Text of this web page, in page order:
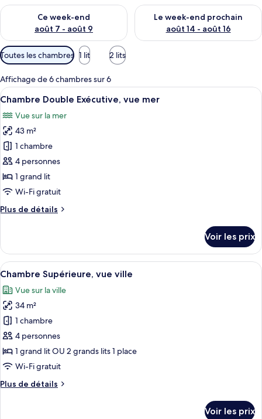
Ce week-end
août 7 - août 9
Vérifier la disponibilité pour ce week-end août 7 - août 9
Le week-end prochain
août 14 - août 16
Vérifier la disponibilité pour
Filtres
disponibles
pour
les
chambres
Toutes les chambres 1 lit 2 lits
Affichage de 6 chambres sur 6
Afficher
toutes
les
photos
pour
ce
type
de
chambre :
Chambre
vue
mer
Chambre Double Exécutive, vue
9
Chambre Double Exécutive, vue mer
Vue sur la mer
43 m²
1 chambre
4 personnes
1 grand lit
Wi-Fi gratuit
Plus de détails
Plus
le
type
de
Chambre
Double
Exécutive,
vue
mer
Voir les prix
Afficher
toutes
les
photos
pour
ce
type
de
chambre :
Chambre
Une chambre d’hôtel avec un lit, un
5
Chambre Supérieure, vue ville
Vue sur la ville
34 m²
1 chambre
4 personnes
1 grand lit OU 2 grands lits 1 place
Wi-Fi gratuit
Plus de détails
Plus
Voir les prix